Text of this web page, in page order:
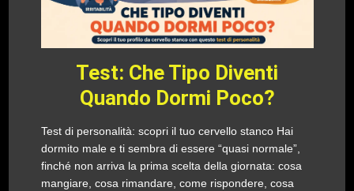
Test: Che Tipo Diventi
Quando Dormi Poco?
Test di personalità: scopri il tuo cervello stanco Hai
dormito male e ti sembra di essere “quasi normale”,
finché non arriva la prima scelta della giornata: cosa
mangiare, cosa rimandare, come rispondere, cosa